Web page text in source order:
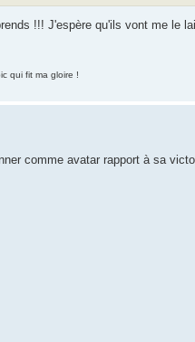
!!! J'espère qu'ils vont me le
qui fit ma gloire !
comme avatar rapport à sa